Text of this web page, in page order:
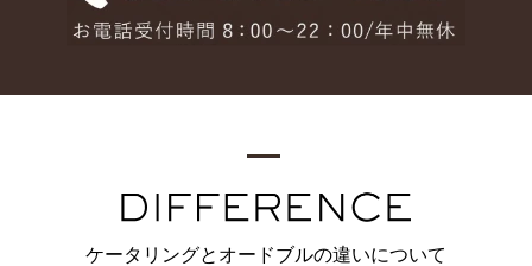
ケータリングとオードブルの違いについて